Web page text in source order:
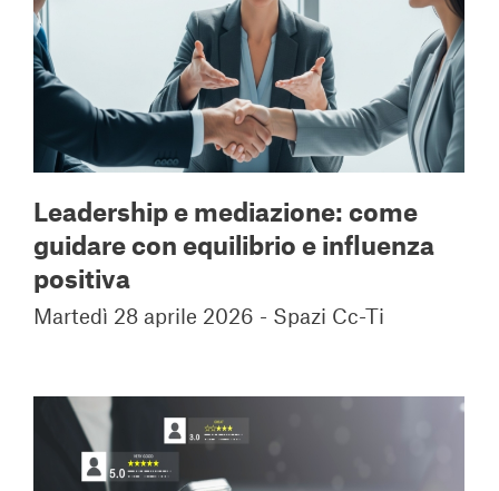
Leadership e mediazione: come
guidare con equilibrio e influenza
positiva
Martedì 28 aprile 2026 - Spazi Cc-Ti